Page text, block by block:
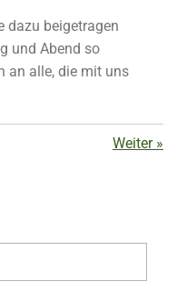
dazu beigetragen
und Abend so
an alle, die mit uns
Weiter»